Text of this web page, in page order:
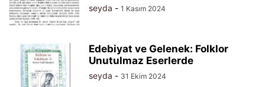
seyda - 1 Kasım 2024
Edebiyat ve Gelenek: Folklor
Unutulmaz Eserlerde
seyda - 31 Ekim 2024